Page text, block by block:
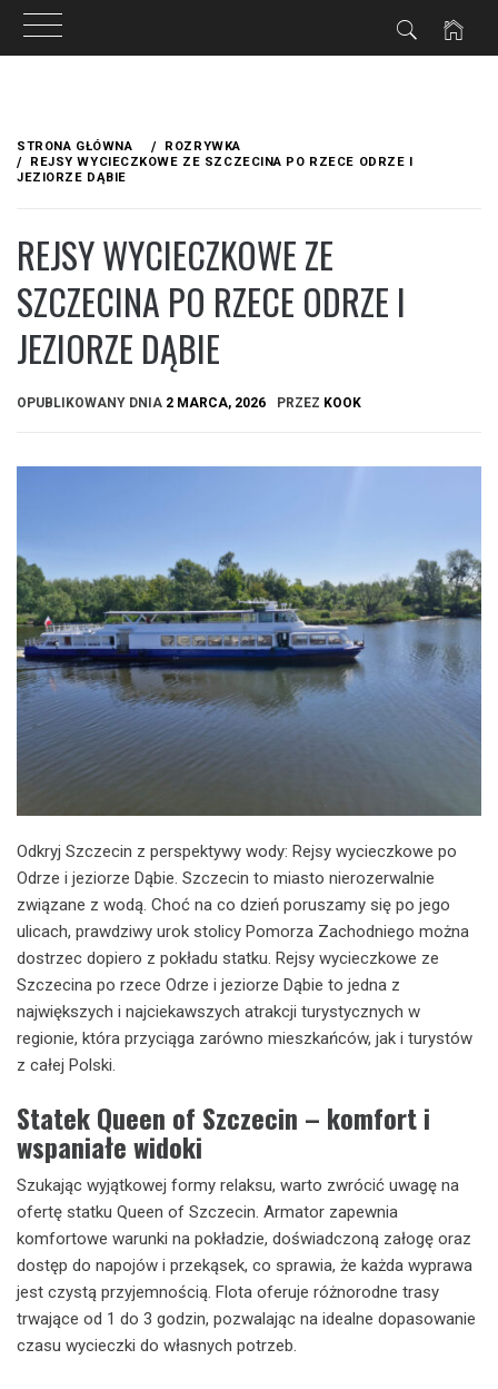
treści
STRONA GŁÓWNA
ROZRYWKA
REJSY WYCIECZKOWE ZE SZCZECINA PO RZECE ODRZE I
JEZIORZE DĄBIE
REJSY WYCIECZKOWE ZE
SZCZECINA PO RZECE ODRZE I
JEZIORZE DĄBIE
OPUBLIKOWANY DNIA 2 MARCA, 2026 PRZEZ KOOK
Odkryj Szczecin z perspektywy wody: Rejsy wycieczkowe po
Odrze i jeziorze Dąbie. Szczecin to miasto nierozerwalnie
związane z wodą. Choć na co dzień poruszamy się po jego
ulicach, prawdziwy urok stolicy Pomorza Zachodniego można
dostrzec dopiero z pokładu statku. Rejsy wycieczkowe ze
Szczecina po rzece Odrze i jeziorze Dąbie to jedna z
największych i najciekawszych atrakcji turystycznych w
regionie, która przyciąga zarówno mieszkańców, jak i turystów
z całej Polski.
Statek Queen of Szczecin – komfort i
wspaniałe widoki
Szukając wyjątkowej formy relaksu, warto zwrócić uwagę na
ofertę statku Queen of Szczecin. Armator zapewnia
komfortowe warunki na pokładzie, doświadczoną załogę oraz
dostęp do napojów i przekąsek, co sprawia, że każda wyprawa
jest czystą przyjemnością. Flota oferuje różnorodne trasy
trwające od 1 do 3 godzin, pozwalając na idealne dopasowanie
czasu wycieczki do własnych potrzeb.